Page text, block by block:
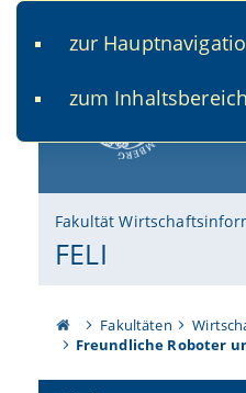
zur
zum
Fakultät
FELI
Fakultäten
Freundliche Roboter